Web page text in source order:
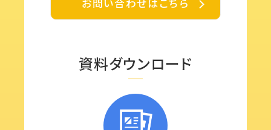
資料ダウンロード
お問い合わせはこちら